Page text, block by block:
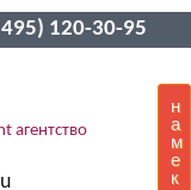
120-30-95
н
а
м
е
к